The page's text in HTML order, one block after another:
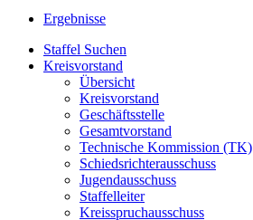
Ergebnisse
Staffel Suchen
Kreisvorstand
Übersicht
Kreisvorstand
Geschäftsstelle
Gesamtvorstand
Technische Kommission (TK)
Schiedsrichterausschuss
Jugendausschuss
Staffelleiter
Kreisspruchausschuss